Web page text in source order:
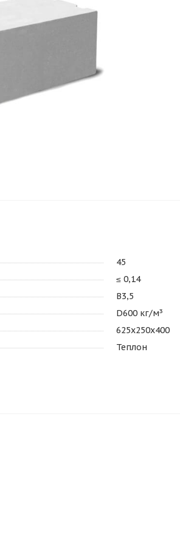
45
≤ 0,14
В3,5
D600 кг/м³
625х250х400
Теплон